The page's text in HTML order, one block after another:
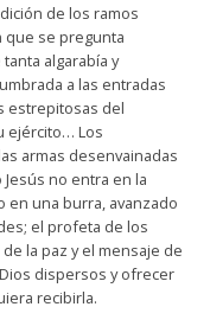
de los ramos
que se pregunta
algarabía y
a las entradas
estrepitosas del
ejército… Los
armas desenvainadas
no entra en la
en una burra, avanzado
el profeta de los
la paz y el mensaje de
dispersos y ofrecer
recibirla.